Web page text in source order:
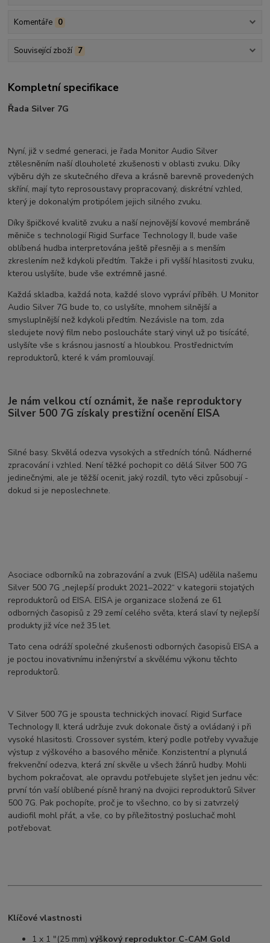
Komentáře 0
Související zboží 7
Kompletní specifikace
Řada Silver 7G
Nyní, již v sedmé generaci, je řada Monitor Audio Silver
ztělesněním naší dlouholeté zkušenosti v oblasti zvuku. Díky
výběru dýh ze skutečného dřeva a krásně barevně provedených
skříní, mají tyto reprosoustavy propracovaný, diskrétní vzhled,
který je dokonalým protipólem jejich silného zvuku.
Díky špičkové kvalitě zvuku a naší nejnovější kovové membráně
měniče s technologií Rigid Surface Technology II, bude vaše
oblíbená hudba interpretována ještě přesněji a s menším
zkreslením než kdykoli předtím. Takže i při vyšší hlasitosti zvuku,
kterou uslyšíte, bude vše extrémně jasné.
Každá skladba, každá nota, každé slovo vypráví příběh. U Monitor
Audio Silver 7G bude to, co uslyšíte, mnohem silnější a
smysluplnější než kdykoli předtím. Nezávisle na tom, zda
sledujete nový film nebo posloucháte starý vinyl už po tisícáté,
uslyšíte vše s krásnou jasností a hloubkou. Prostřednictvím
reproduktorů, které k vám promlouvají.
Je nám velkou ctí oznámit, že naše reproduktory
Silver 500 7G získaly prestižní ocenění EISA
Silné basy. Skvělá odezva vysokých a středních tónů. Nádherné
zpracování i vzhled. Není těžké pochopit co dělá Silver 500 7G
jedinečnými, ale je těžší ocenit, jaký rozdíl, tyto věci způsobují -
dokud si je neposlechnete.
Asociace odborníků na zobrazování a zvuk (EISA) udělila našemu
Silver 500 7G „nejlepší produkt 2021–2022“ v kategorii stojatých
reproduktorů od EISA. EISA je organizace složená ze 61
odborných časopisů z 29 zemí celého světa, která slaví ty nejlepší
produkty již více než 35 let.
Tato cena odráží společné zkušenosti odborných časopisů EISA a
je poctou inovativnímu inženýrství a skvělému výkonu těchto
reproduktorů.
V Silver 500 7G je spousta technických inovací. Rigid Surface
Technology II, která udržuje zvuk dokonale čistý a ovládaný i při
vysoké hlasitosti. Crossover systém, který podle potřeby vyvažuje
výstup z výškového a basového měniče. Konzistentní a plynulá
frekvenční odezva, která zní skvěle u všech žánrů hudby. Mohli
bychom pokračovat, ale opravdu potřebujete slyšet jen jednu věc:
první tón vaší oblíbené písně hraný na dvojici reproduktorů Silver
500 7G. Pak pochopíte, proč je to všechno, co by si zatvrzelý
audiofil mohl přát, a vše, co by příležitostný posluchač mohl
potřebovat.
Klíčové vlastnosti
1 x 1 "(25 mm)výškový reproduktor C-CAM Gold